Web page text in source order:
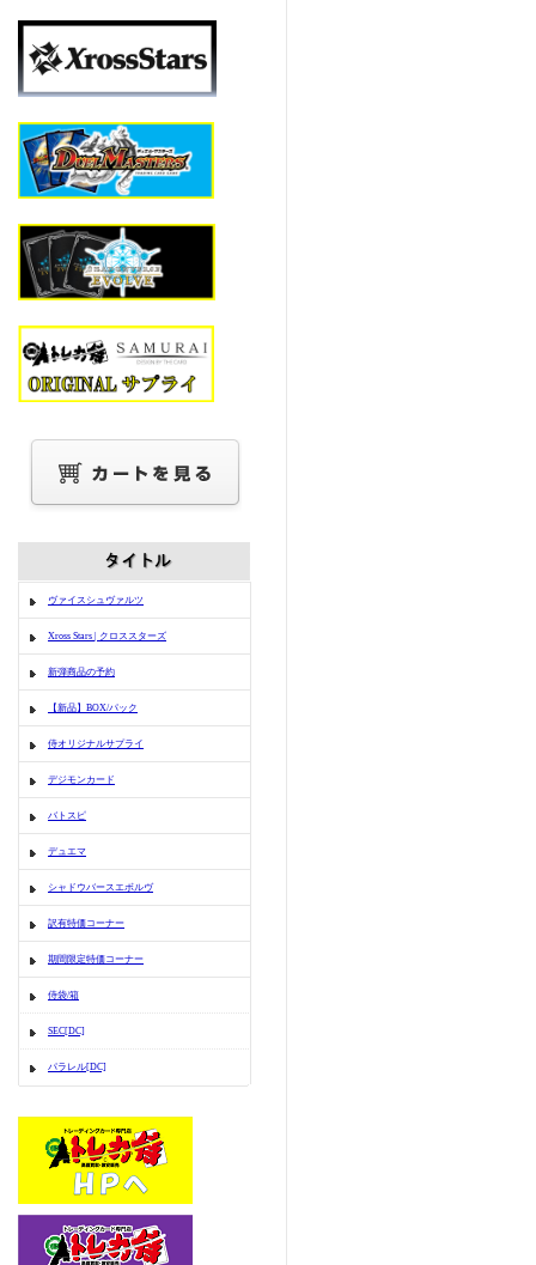
ヴァイスシュヴァルツ
Xross Stars | クロススターズ
新弾商品の予約
【新品】BOX/パック
侍オリジナルサプライ
デジモンカード
バトスピ
デュエマ
シャドウバースエボルヴ
訳有特価コーナー
期間限定特価コーナー
侍袋/箱
SEC[DC]
パラレル[DC]